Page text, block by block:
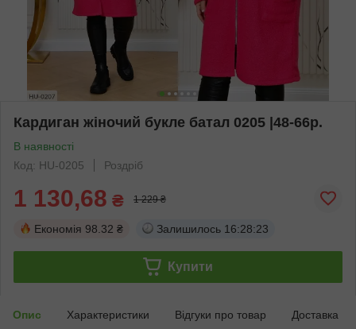
Кардиган жіночий букле батал 0205 |48-66р.
В наявності
Код: HU-0205
Роздріб
1 130,68 ₴ 1 229 ₴
Економія 98.32 ₴ Залишилось 16:28:22
Купити
Опис Характеристики Відгуки про товар Доставка